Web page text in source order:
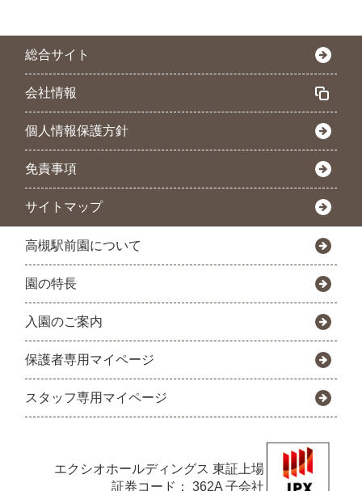
総合サイト
会社情報
個人情報保護方針
免責事項
サイトマップ
高槻駅前園について
園の特長
入園のご案内
保護者専用マイページ
スタッフ専用マイページ
エクシオホールディングス 東証上場
証券コード： 362A 子会社